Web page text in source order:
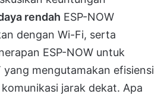
rendah ESP-NOW
dengan Wi-Fi, serta
ESP-NOW untuk
yang mengutamakan efisiensi
jarak dekat. Apa